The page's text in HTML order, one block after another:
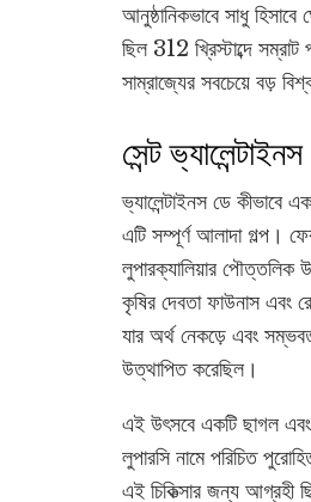
আনুষ্ঠানিকভাবে সাধু
ছিল 312 খ্রিস্টাব্দে
সাম্রাজ্যের সবচেয়ে বড়
সেন্ট
ভ্যালেন্টাইনস ডে কীভাবে
এটি সম্পূর্ণ আলাদা গল্প।
লুপারক্যালিয়ার পৌত্তলিক
কৃষির দেবতা ফাউনাস এবং
যার অর্থ নেকড়ে এবং
উত্থাপিত করেছিল।
এই উৎসবে একটি ছাগল
লুপারসি নামে পরিচিত
এই চিকিত্সার জন্য আগ্রহী